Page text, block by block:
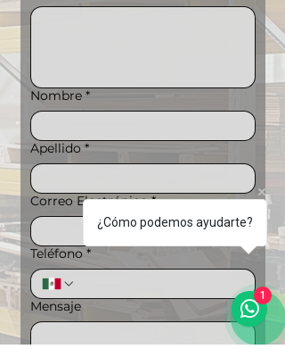
Nombre *
Apellido *
Correo Electrónico *
Teléfono *
Mensaje
¿Cómo podemos ayudarte?
1